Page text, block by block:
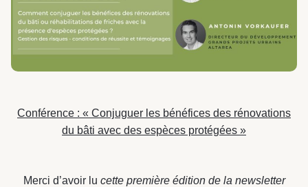
Conférence : « Conjuguer les bénéfices des rénovations
du bâti avec des espèces protégées »
Merci d’avoir lu cette première édition de la newsletter